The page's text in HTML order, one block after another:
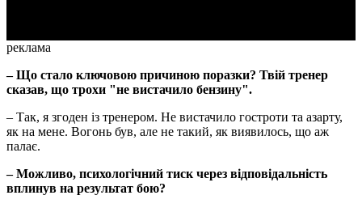
реклама
– Що стало ключовою причиною поразки? Твій тренер
сказав, що трохи "не вистачило бензину".
– Так, я згоден із тренером. Не вистачило гостроти та азарту,
як на мене. Вогонь був, але не такий, як виявилось, що аж
палає.
– Можливо, психологічний тиск через відповідальність
вплинув на результат бою?